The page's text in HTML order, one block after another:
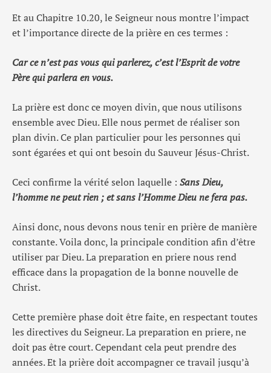
Et au Chapitre 10.20, le Seigneur nous montre l’impact
et l’importance directe de la prière en ces termes :
Car ce n’est pas vous qui parlerez, c’est l’Esprit de votre
Père qui parlera en vous.
La prière est donc ce moyen divin, que nous utilisons
ensemble avec Dieu. Elle nous permet de réaliser son
plan divin. Ce plan particulier pour les personnes qui
sont égarées et qui ont besoin du Sauveur Jésus-Christ.
Ceci confirme la vérité selon laquelle : Sans Dieu,
l’homme ne peut rien ; et sans l’Homme Dieu ne fera pas.
Ainsi donc, nous devons nous tenir en prière de manière
constante. Voila donc, la principale condition afin d’être
utiliser par Dieu. La preparation en priere nous rend
efficace dans la propagation de la bonne nouvelle de
Christ.
Cette première phase doit être faite, en respectant toutes
les directives du Seigneur. La preparation en priere, ne
doit pas être court. Cependant cela peut prendre des
années. Et la prière doit accompagner ce travail jusqu’à